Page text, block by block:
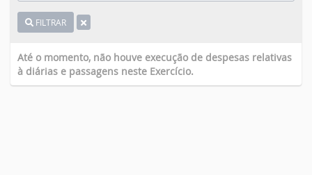
FILTRAR
Até o momento, não houve execução de despesas relativas
à diárias e passagens neste Exercício.